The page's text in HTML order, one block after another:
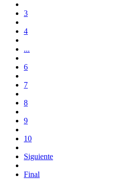
3
4
...
6
7
8
9
10
Siguiente
Final